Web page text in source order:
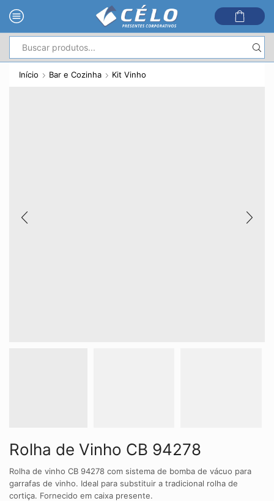
de
pesquisa
Início Bar e Cozinha Kit Vinho
Rolha de Vinho CB 94278
Rolha de vinho CB 94278 com sistema de bomba de vácuo para
garrafas de vinho. Ideal para substituir a tradicional rolha de
cortiça. Fornecido em caixa presente.